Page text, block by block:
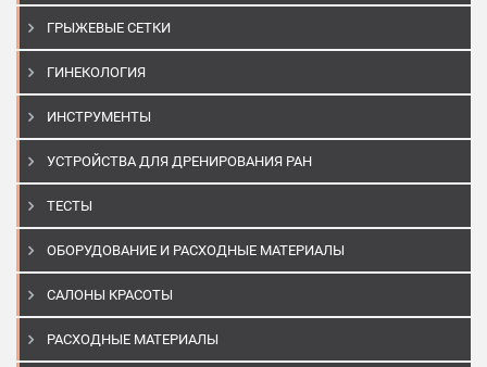
ГРЫЖЕВЫЕ СЕТКИ
ГИНЕКОЛОГИЯ
ИНСТРУМЕНТЫ
УСТРОЙСТВА ДЛЯ ДРЕНИРОВАНИЯ РАН
ТЕСТЫ
ОБОРУДОВАНИЕ И РАСХОДНЫЕ МАТЕРИАЛЫ
САЛОНЫ КРАСОТЫ
РАСХОДНЫЕ МАТЕРИАЛЫ